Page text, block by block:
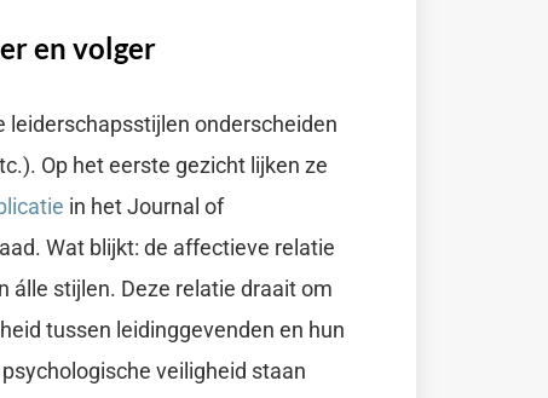
en volger
leiderschapsstijlen onderscheiden
Op het eerste gezicht lijken ze
in het Journal of
Wat blijkt: de affectieve relatie
álle stijlen. Deze relatie draait om
tussen leidinggevenden en hun
veiligheid staan